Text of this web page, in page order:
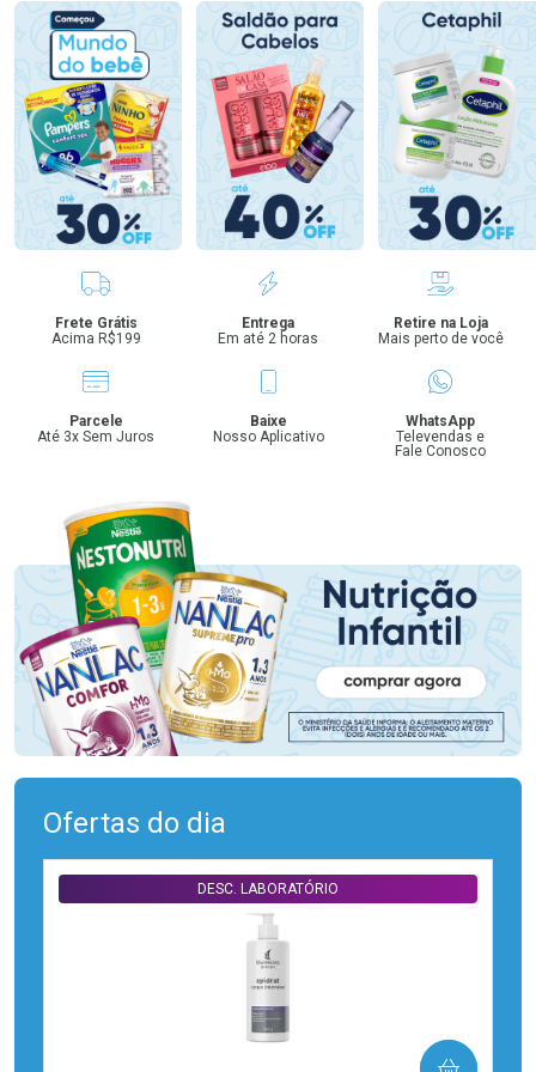
Benefícios
Frete Grátis
Acima R$199
Entrega
Em até 2 horas
Retire na Loja
Mais perto de você
Parcele
Até 3x Sem Juros
Baixe
Nosso Aplicativo
WhatsApp
Televendas e
Fale Conosco
Ofertas do dia
DESC. LABORATÓRIO
COMPRAR